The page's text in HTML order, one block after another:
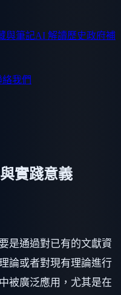
與筆記AI 解讀歷史政府補
絡我們
實踐意義
是通過對已有的文獻資
論或者對現有理論進行
被廣泛應用，尤其是在